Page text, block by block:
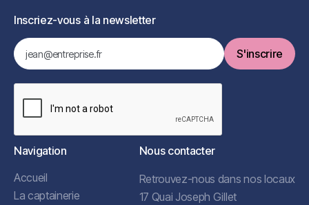
Inscriez-vous à la newsletter
Navigation
Accueil
La captainerie
Nous contacter
Retrouvez-nous dans nos locaux
17 Quai Joseph Gillet